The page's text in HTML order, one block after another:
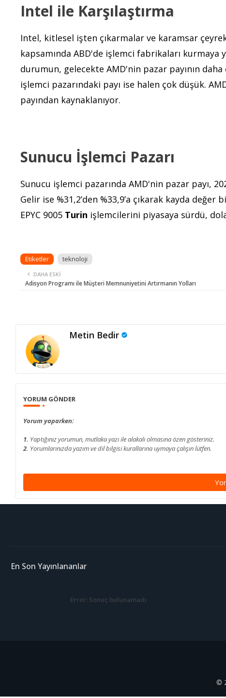
Intel ile Karşılaştırma
Intel, kitlesel işten çıkarmalar ve karamsar
kapsamında ABD'de işlemci fabrikaları
durumun, gelecekte AMD'nin pazar payının
işlemci pazarındaki payı ise halen çok düşük.
payından kaynaklanıyor.
Sunucu İşlemci Pazarı
Sunucu işlemci pazarında AMD'nin pazar payı,
Gelir ise %31,2’den %33,9’a çıkarak kayda değer
EPYC 9005 Turin işlemcilerini piyasaya sürdü,
Etiketler teknoloji
DAHA ESKI
Adisyon Programı ile Müşteri Memnuniyetini Artırmanın Yolları
Metin Bedir
YORUM GÖNDER
Yorum yaparken:
1. Yaptığınız yorumun, mutlaka yazı ile alakalı olmasına özen gösteriniz.
2. Yorumlarınızda yazım ve dil bilgisi kurallarına uymaya çalışın lütfen.
En Son Yayınlananlar
Error: Sonuç bulunamadı
©